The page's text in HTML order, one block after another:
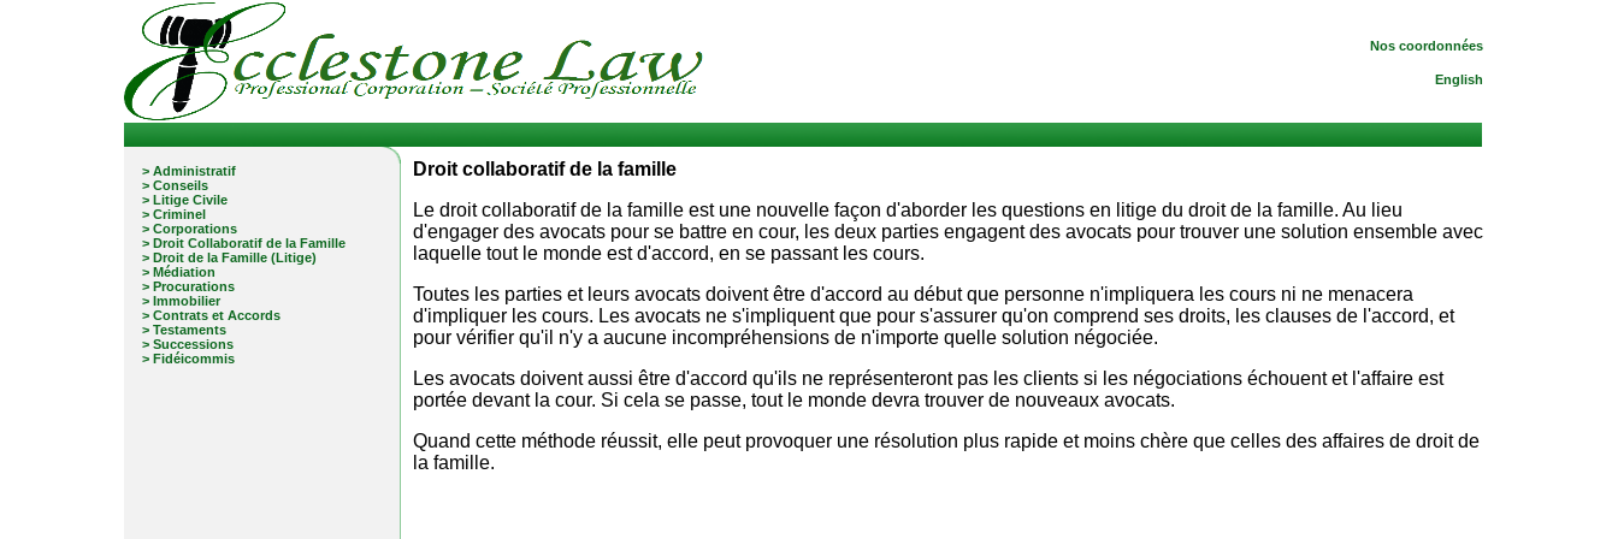
Nos coordonnées
English
> Administratif
> Conseils
> Litige Civile
> Criminel
> Corporations
> Droit Collaboratif de la Famille
> Droit de la Famille (Litige)
> Médiation
> Procurations
> Immobilier
> Contrats et Accords
> Testaments
> Successions
> Fidéicommis
Droit collaboratif de la famille
Le droit collaboratif de la famille est une nouvelle façon d'aborder les questions en litige du droit de la famille. Au lieu
d'engager des avocats pour se battre en cour, les deux parties engagent des avocats pour trouver une solution ensemble avec
laquelle tout le monde est d'accord, en se passant les cours.
Toutes les parties et leurs avocats doivent être d'accord au début que personne n'impliquera les cours ni ne menacera
d'impliquer les cours. Les avocats ne s'impliquent que pour s'assurer qu'on comprend ses droits, les clauses de l'accord, et
pour vérifier qu'il n'y a aucune incompréhensions de n'importe quelle solution négociée.
Les avocats doivent aussi être d'accord qu'ils ne représenteront pas les clients si les négociations échouent et l'affaire est
portée devant la cour. Si cela se passe, tout le monde devra trouver de nouveaux avocats.
Quand cette méthode réussit, elle peut provoquer une résolution plus rapide et moins chère que celles des affaires de droit de
la famille.